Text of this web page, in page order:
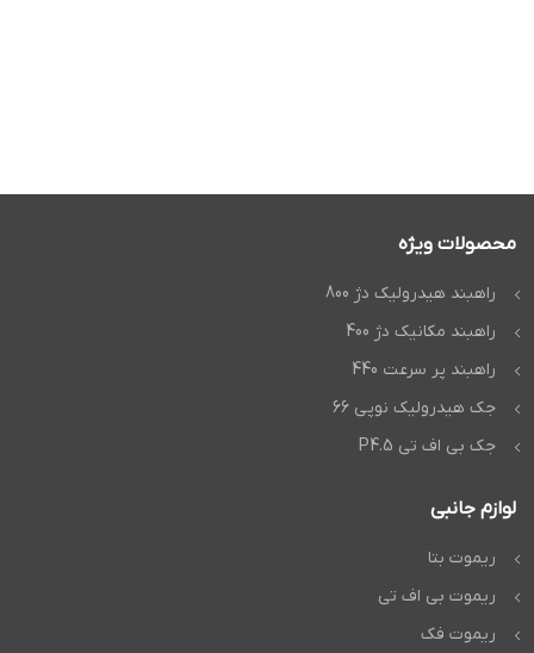
محصولات ویژه
راهبند هیدرولیک دژ 800
راهبند مکانیک دژ 400
راهبند پر سرعت 440
جک هیدرولیک نوپی 66
جک بی اف تی P4.5
لوازم جانبی
ریموت بتا
ریموت بی اف تی
ریموت فک